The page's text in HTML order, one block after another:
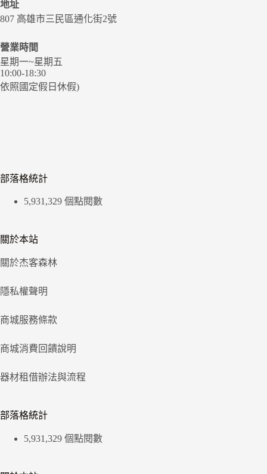
地址
807 高雄市三民區通化街2號
營業時間
星期一~星期五
10:00-18:30
依照國定假日休假)
部落格統計
5,931,329 個點閱數
關於本站
關於杰客森林
隱私權聲明
商城服務條款
商城消費回饋說明
器材租借辦法與流程
部落格統計
5,931,329 個點閱數